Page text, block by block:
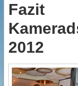
Fazit
2012